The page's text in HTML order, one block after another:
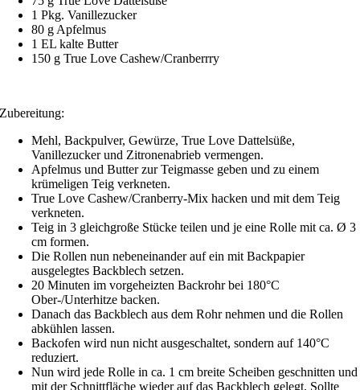
1 Pkg. Vanillezucker
80 g Apfelmus
1 EL kalte Butter
150 g True Love Cashew/Cranberrry
Zubereitung:
Mehl, Backpulver, Gewürze, True Love Dattelsüße,
Vanillezucker und Zitronenabrieb vermengen.
Apfelmus und Butter zur Teigmasse geben und zu einem
krümeligen Teig verkneten.
True Love Cashew/Cranberry-Mixhacken und mit dem Teig
verkneten.
Teig in 3 gleichgroße Stücke teilen und je eine Rolle mit ca. Ø 3
cm formen.
Die Rollen nun nebeneinander auf ein mit Backpapier
ausgelegtes Backblech setzen.
20 Minuten im vorgeheizten Backrohr bei 180°C
Ober-/Unterhitze backen.
Danach das Backblech aus dem Rohr nehmen und die Rollen
abkühlen lassen.
Backofen wird nun nicht ausgeschaltet, sondern auf 140°C
reduziert.
Nun wird jede Rolle in ca. 1 cm breite Scheiben geschnitten und
mit der Schnittfläche wieder auf das Backblech gelegt. Sollte